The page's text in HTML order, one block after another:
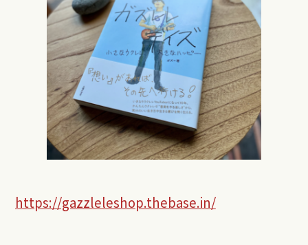
https://gazzleleshop.thebase.in/